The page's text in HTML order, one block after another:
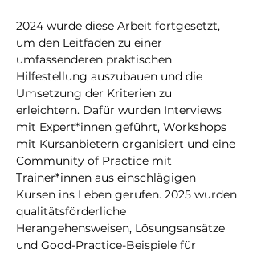
2024 wurde diese Arbeit fortgesetzt,
um den Leitfaden zu einer
umfassenderen praktischen
Hilfestellung auszubauen und die
Umsetzung der Kriterien zu
erleichtern. Dafür wurden Interviews
mit Expert*innen geführt, Workshops
mit Kursanbietern organisiert und eine
Community of Practice mit
Trainer*innen aus einschlägigen
Kursen ins Leben gerufen. 2025 wurden
qualitätsförderliche
Herangehensweisen, Lösungsansätze
und Good-Practice-Beispiele für